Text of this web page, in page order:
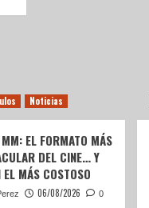
Noticias
EL FORMATO MÁS
DEL CINE… Y
EL MÁS COSTOSO
06/08/2026 0